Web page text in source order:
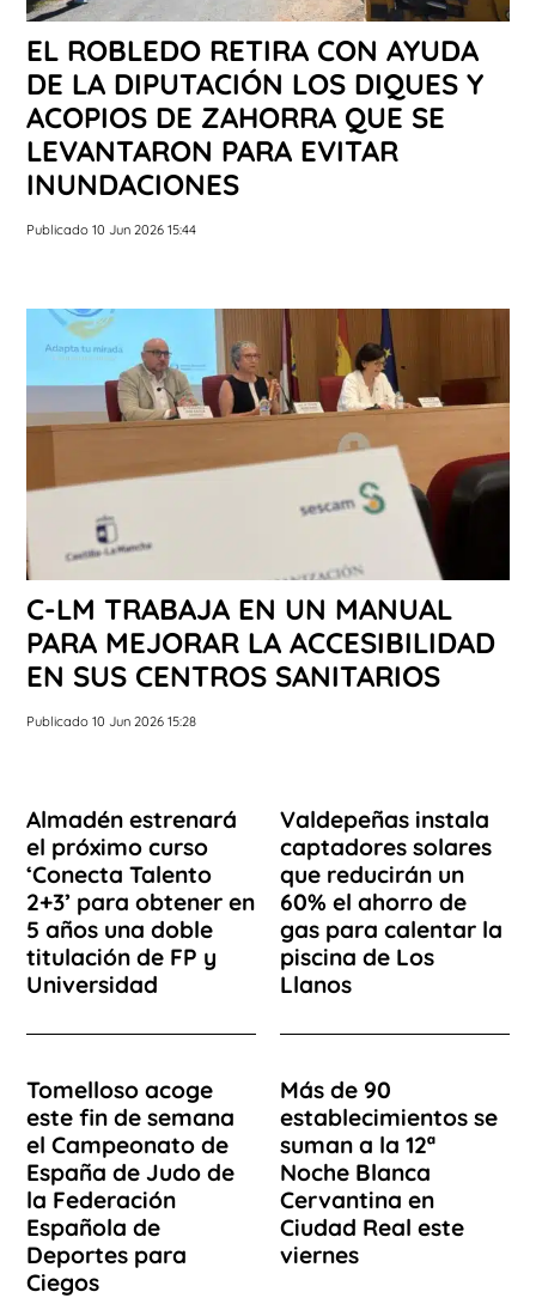
EL ROBLEDO RETIRA CON AYUDA
DE LA DIPUTACIÓN LOS DIQUES Y
ACOPIOS DE ZAHORRA QUE SE
LEVANTARON PARA EVITAR
INUNDACIONES
Publicado 10 Jun 2026 15:44
C-LM TRABAJA EN UN MANUAL
PARA MEJORAR LA ACCESIBILIDAD
EN SUS CENTROS SANITARIOS
Publicado 10 Jun 2026 15:28
Almadén estrenará
el próximo curso
‘Conecta Talento
2+3’ para obtener en
5 años una doble
titulación de FP y
Universidad
Valdepeñas instala
captadores solares
que reducirán un
60% el ahorro de
gas para calentar la
piscina de Los
Llanos
Tomelloso acoge
este fin de semana
el Campeonato de
España de Judo de
la Federación
Española de
Deportes para
Ciegos
Más de 90
establecimientos se
suman a la 12ª
Noche Blanca
Cervantina en
Ciudad Real este
viernes